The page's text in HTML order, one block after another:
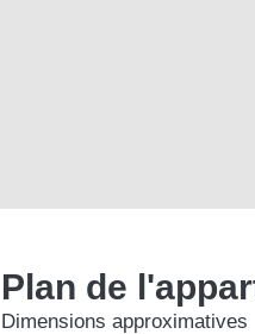
Plan de
Dimensions approximatives